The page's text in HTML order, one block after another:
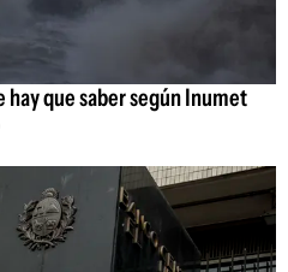
hay que saber según Inumet